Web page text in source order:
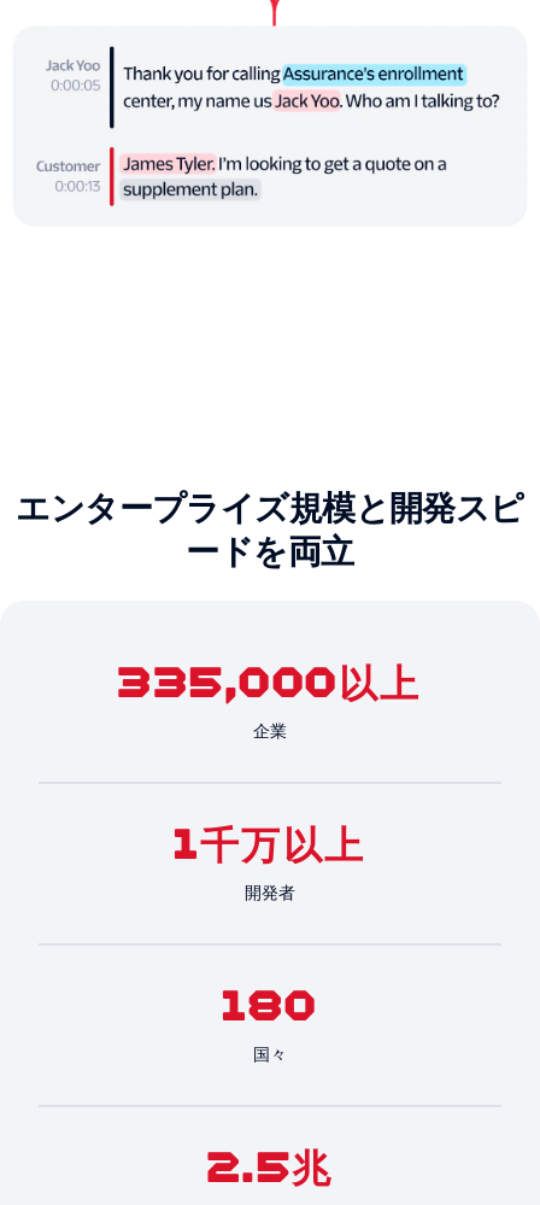
エンタープライズ規模と開発スピ
ードを両立
335,000以上
企業
1千万以上
開発者
180
国々
2.5兆